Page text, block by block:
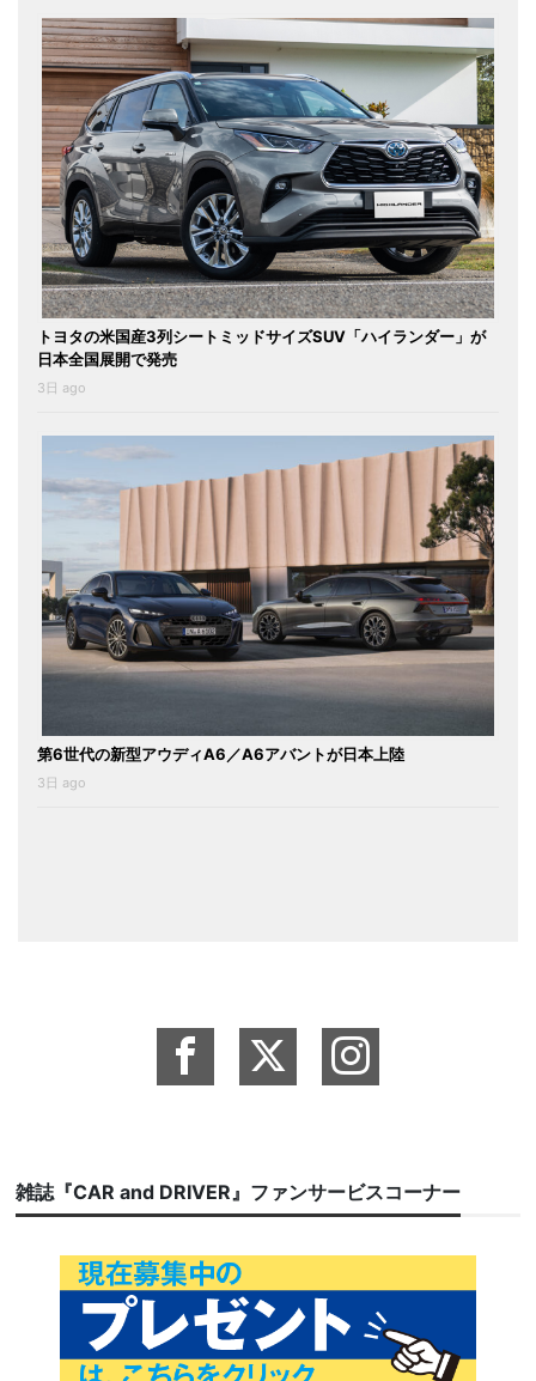
トヨタの米国産3列シートミッドサイズSUV「ハイランダー」が
日本全国展開で発売
3日 ago
第6世代の新型アウディA6／A6アバントが日本上陸
3日 ago
雑誌『CAR and DRIVER』ファンサービスコーナー